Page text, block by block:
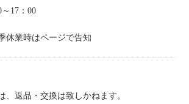
～17：00
休業時はページで告知
、返品・交換は致しかねます。